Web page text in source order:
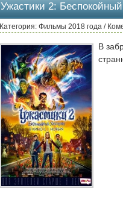
Ужастики 2:
Категория: Фильмы 2018 года /
В